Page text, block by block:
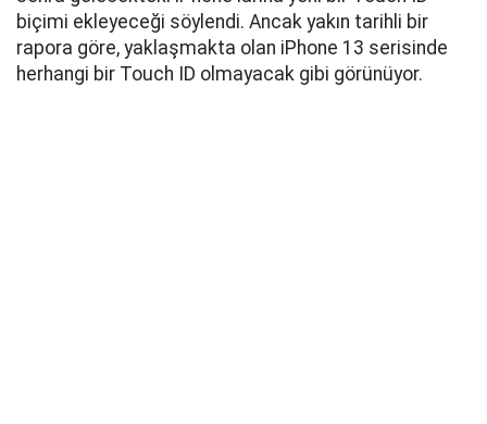
biçimi ekleyeceği söylendi. Ancak yakın tarihli bir
rapora göre, yaklaşmakta olan iPhone 13 serisinde
herhangi bir Touch ID olmayacak gibi görünüyor.